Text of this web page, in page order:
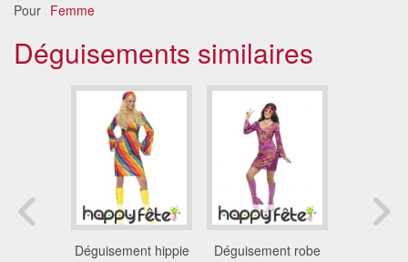
Pour Femme
Déguisements similaires
Déguisement hippie
Déguisement robe